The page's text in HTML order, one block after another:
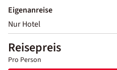
Eigenanreise
Nur Hotel
Reisepreis
Pro Person